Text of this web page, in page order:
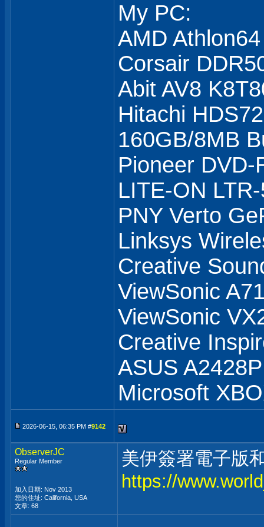
My PC:
AMD
Corsair
Abit AV8
Hitachi
160GB/8MB
Pioneer DVD-
LITE-ON
PNY Verto
Linksys
Creative
ViewSonic
ViewSonic
Creative
ASUS
Microsoft
2026-06-15, 06:35 PM #9142
ObserverJC
Regular Member
加入日期: Nov 2013
您的住址: California, USA
文章: 68
美伊簽署電子版
https://